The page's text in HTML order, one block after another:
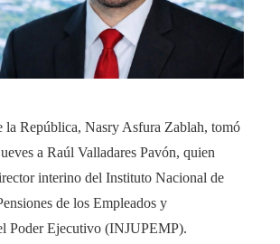
la República, Nasry Asfura Zablah, tomó
a Raúl Valladares Pavón, quien
interino del Instituto Nacional de
de los Empleados y
Poder Ejecutivo (INJUPEMP).